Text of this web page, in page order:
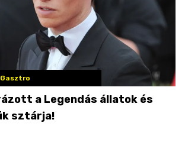
Gasztro
a Legendás állatok és
sztárja!